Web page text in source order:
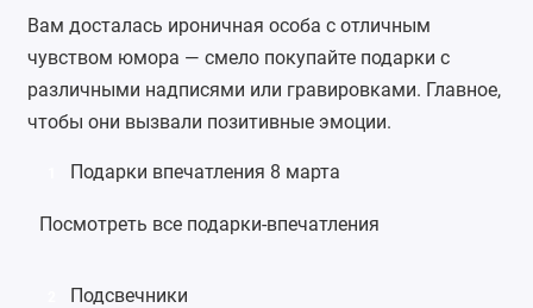
Вам досталась ироничная особа с отличным
чувством юмора — смело покупайте подарки с
различными надписями или гравировками. Главное,
чтобы они вызвали позитивные эмоции.
Подарки впечатления 8 марта
Посмотреть все подарки-впечатления
Подсвечники